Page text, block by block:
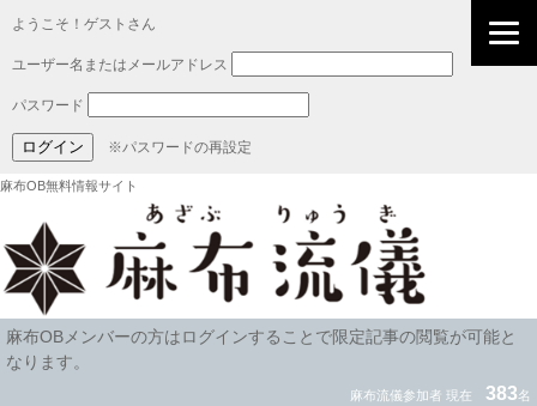
ようこそ！ゲストさん
ユーザー名またはメールアドレス
パスワード
※パスワードの再設定
麻布OB無料情報サイト
麻布OBメンバーの方はログインすることで限定記事の閲覧が可能と
なります。
麻布流儀参加者 現在 383名